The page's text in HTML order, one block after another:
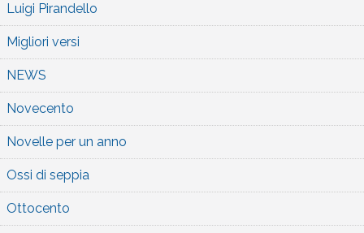
Luigi Pirandello
Migliori versi
NEWS
Novecento
Novelle per un anno
Ossi di seppia
Ottocento